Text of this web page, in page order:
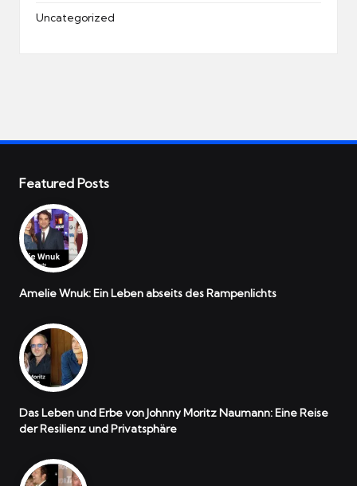
Uncategorized
Featured Posts
Amelie Wnuk: Ein Leben abseits des Rampenlichts
Das Leben und Erbe von Johnny Moritz Naumann: Eine Reise
der Resilienz und Privatsphäre